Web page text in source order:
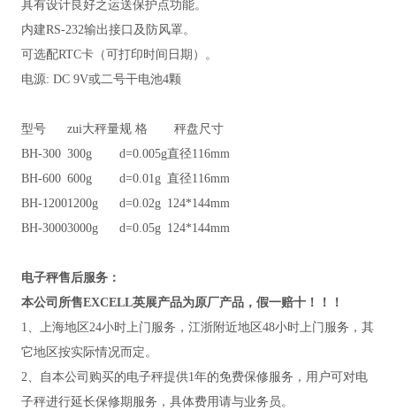
具有设计良好之运送保护点功能。
内建RS-232输出接口及防风罩。
可选配RTC卡（可打印时间日期）。
电源: DC 9V或二号干电池4颗
型号 zui大秤量规 格
秤盘尺寸
BH-300 300g d=0.005g直径116mm
BH-600 600g d=0.01g 直径116mm
BH-12001200g d=0.02g 124*144mm
BH-30003000g d=0.05g 124*144mm
电子秤售后服务：
本公司所售EXCELL英展产品为原厂产品，假一赔十！！！
1、上海地区24小时上门服务，江浙附近地区48小时上门服务，其
它地区按实际情况而定。
2、自本公司购买的电子秤提供1年的免费保修服务，用户可对电
子秤进行延长保修期服务，具体费用请与业务员。